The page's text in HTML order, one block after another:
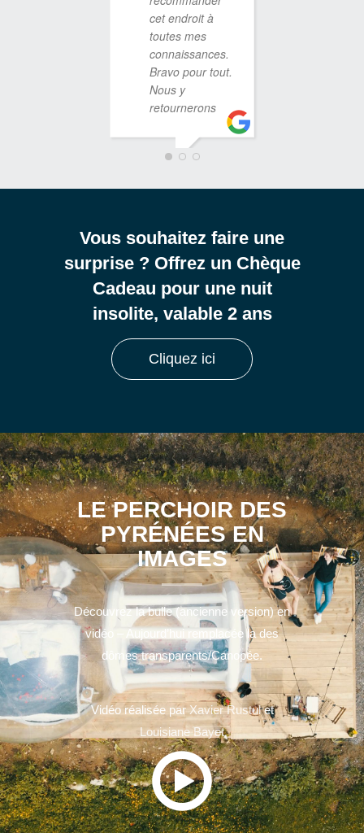
cet endroit à
toutes mes
connaissances.
Bravo pour tout.
Nous y
retournerons
13 DÉCEMBRE 2022
Vous souhaitez faire une
surprise ? Offrez un Chèque
Cadeau pour une nuit
insolite, valable 2 ans
Cliquez ici
LE PERCHOIR DES
PYRÉNÉES EN
IMAGES
Découvrez la bulle (ancienne version) en
vidéo – Aujourd’hui remplacée la des
dômes transparents/Canopée.
Vidéo réalisée parXavier Rustulet
Louisiane Bayet